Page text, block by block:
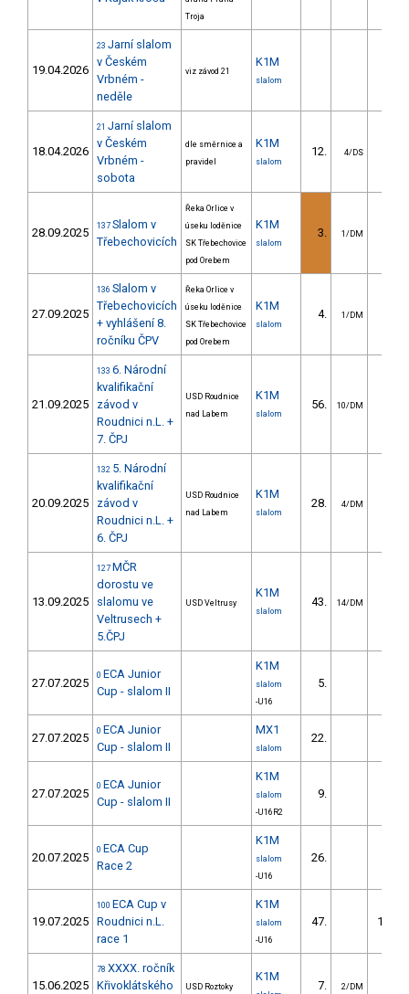
Troja
19.04.2026
23 Jarní slalom
v Českém
Vrbném -
neděle
viz závod 21
K1M
slalom
18.04.2026
21 Jarní slalom
v Českém
Vrbném -
sobota
dle směrnice a
pravidel
K1M
slalom
12. 4/DS
28.09.2025 137 Slalom v
Třebechovicích
Řeka Orlice v
úseku loděnice
SK Třebechovice
pod Orebem
K1M
slalom
3. 1/DM
27.09.2025
136 Slalom v
Třebechovicích
+ vyhlášení 8.
ročníku ČPV
Řeka Orlice v
úseku loděnice
SK Třebechovice
pod Orebem
K1M
slalom
4. 1/DM
21.09.2025
133 6. Národní
kvalifikační
závod v
Roudnici n.L. +
7. ČPJ
USD Roudnice
nad Labem
K1M
slalom
56. 10/DM
20.09.2025
132 5. Národní
kvalifikační
závod v
Roudnici n.L. +
6. ČPJ
USD Roudnice
nad Labem
K1M
slalom
28. 4/DM
13.09.2025
127 MČR
dorostu ve
slalomu ve
Veltrusech +
5.ČPJ
USD Veltrusy
K1M
slalom
43. 14/DM
27.07.2025
0 ECA Junior
Cup - slalom II
K1M
slalom
-U16
5.
27.07.2025 0 ECA Junior
Cup - slalom II
MX1
slalom
22.
27.07.2025
0 ECA Junior
Cup - slalom II
K1M
slalom
-U16R2
9.
20.07.2025
0 ECA Cup
Race 2
K1M
slalom
-U16
26.
19.07.2025
100 ECA Cup v
Roudnici n.L.
race 1
K1M
slalom
-U16
47.
15.06.2025
78 XXXX. ročník
Křivoklátského
USD Roztoky
K1M
7. 2/DM